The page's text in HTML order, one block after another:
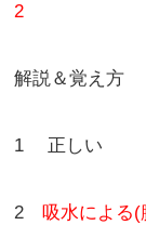
2
解説＆覚え方
1 正しい
2吸水による